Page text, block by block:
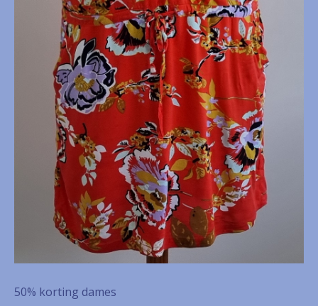
50% korting dames